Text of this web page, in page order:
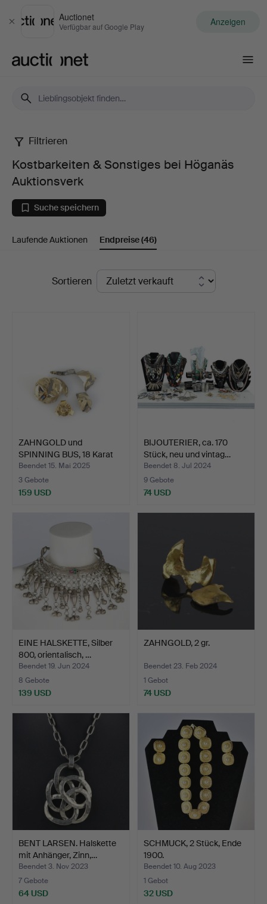
Schließen
Auctionet
Verfügbar auf Google Play Anzeigen
Kostbarkeiten
Sonstiges
bei
Auktionsverk
Filtrieren
Kostbarkeiten & Sonstiges bei Höganäs
Auktionsverk
Suche speichern
Laufende Auktionen Endpreise(46)
EndpreiseSortieren
ZAHNGOLD und
SPINNING BUS, 18 Karat
Gold.
Beendet 15. Mai 2025
3 Gebote
159 USD
BIJOUTERIER, ca. 170
Stück, neu und vintag…
Beendet 8. Jul 2024
9 Gebote
74 USD
EINE HALSKETTE, Silber
800, orientalisch, …
Beendet 19. Jun 2024
8 Gebote
139 USD
ZAHNGOLD, 2 gr.
Beendet 23. Feb 2024
1 Gebot
74 USD
BENT LARSEN. Halskette
mit Anhänger, Zinn,…
Beendet 3. Nov 2023
7 Gebote
64 USD
SCHMUCK, 2 Stück, Ende
1900.
Beendet 10. Aug 2023
1 Gebot
32 USD